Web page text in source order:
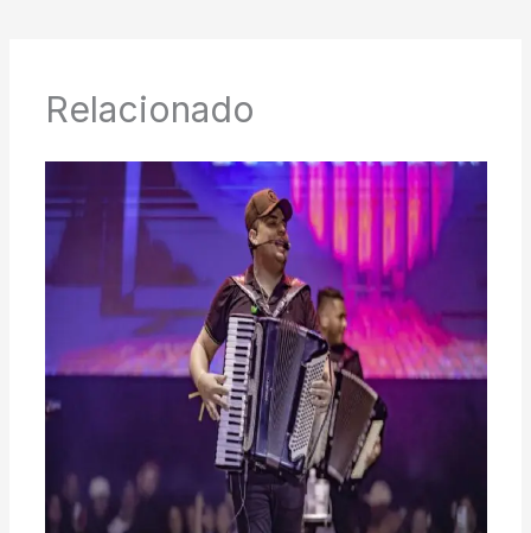
Relacionado